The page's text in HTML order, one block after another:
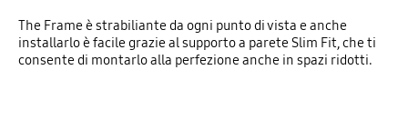
The Frame è strabiliante da ogni punto di vista e anche
installarlo è facile grazie al supporto a parete Slim Fit, che ti
consente di montarlo alla perfezione anche in spazi ridotti.